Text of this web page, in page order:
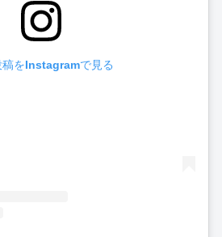
稿をInstagramで見る